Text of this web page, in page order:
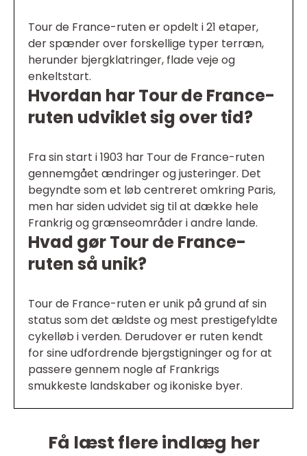
Tour de France-ruten er opdelt i 21 etaper,
der spænder over forskellige typer terræn,
herunder bjergklatringer, flade veje og
enkeltstart.
Hvordan har Tour de France-
ruten udviklet sig over tid?
Fra sin start i 1903 har Tour de France-ruten
gennemgået ændringer og justeringer. Det
begyndte som et løb centreret omkring Paris,
men har siden udvidet sig til at dække hele
Frankrig og grænseområder i andre lande.
Hvad gør Tour de France-
ruten så unik?
Tour de France-ruten er unik på grund af sin
status som det ældste og mest prestigefyldte
cykelløb i verden. Derudover er ruten kendt
for sine udfordrende bjergstigninger og for at
passere gennem nogle af Frankrigs
smukkeste landskaber og ikoniske byer.
Få læst flere indlæg her